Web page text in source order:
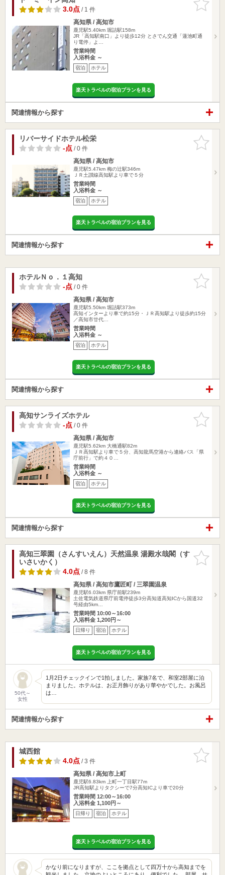
りに追加
3.0点/ 1 件
高知県 / 高知市
鹿児駅5.40km 堀詰駅158m
JR「高知駅南口」より徒歩12分 とさでん交通「蓮池町通
り電停」よ…
営業時間
入浴料金 ～
宿泊 ホテル
楽天トラベルの宿泊プランを見る
関連情報から探す
お気に入
りに追加
リバーサイドホテル松栄
-点/ 0 件
高知県 / 高知市
鹿児駅5.47km 梅の辻駅346m
ＪＲ土讃線高知駅より車で５分
営業時間
入浴料金 ～
宿泊 ホテル
楽天トラベルの宿泊プランを見る
関連情報から探す
お気に入
りに追加
ホテルＮｏ．１高知
-点/ 0 件
高知県 / 高知市
鹿児駅5.50km 堀詰駅373m
高知インターより車で約15分・ＪＲ高知駅より徒歩約15分
／高知市廿代…
営業時間
入浴料金 ～
宿泊 ホテル
楽天トラベルの宿泊プランを見る
関連情報から探す
お気に入
りに追加
高知サンライズホテル
-点/ 0 件
高知県 / 高知市
鹿児駅5.62km 大橋通駅82m
ＪＲ高知駅より車で５分、高知龍馬空港から連絡バス「県
庁前行」で約４０…
営業時間
入浴料金 ～
宿泊 ホテル
楽天トラベルの宿泊プランを見る
関連情報から探す
お気に入
りに追加
高知三翠園（さんすいえん）天然温泉 湯殿水哉閣（す
いさいかく）
4.0点/ 8 件
高知県 / 高知市鷹匠町 / 三翠園温泉
鹿児駅6.03km 県庁前駅239m
土佐電気鉄道県庁前電停徒歩3分高知道高知ICから国道32
号経由5km…
営業時間 10:00～16:00
入浴料金 1,200円～
日帰り 宿泊 ホテル
楽天トラベルの宿泊プランを見る
50代～
女性
1月2日チェックインで1拍しました。家族7名で、和室2部屋に泊
まりました。ホテルは、お正月飾りがあり華やかでした。お風呂
は…
関連情報から探す
お気に入
りに追加
城西館
4.0点/ 3 件
高知県 / 高知市上町
鹿児駅6.83km
上町一丁目駅77m
JR高知駅よりタクシーで7分高知ICより車で20分
営業時間 12:00～16:00
入浴料金 1,100円～
日帰り 宿泊 ホテル
楽天トラベルの宿泊プランを見る
かなり前になりますが、ここを拠点として四万十から高知までを